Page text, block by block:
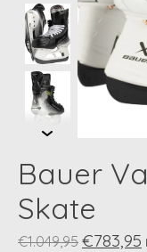
Bauer
Skate
€1.049,95 €783,95